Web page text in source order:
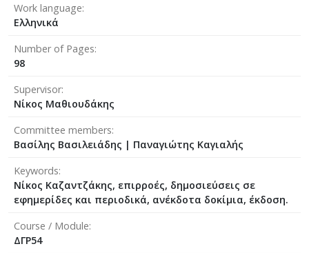
Work language
Ελληνικά
Number of Pages
98
Supervisor
Νίκος Μαθιουδάκης
Committee members
Βασίλης Βασιλειάδης | Παναγιώτης Καγιαλής
Keywords
Νίκος Καζαντζάκης, επιρροές, δημοσιεύσεις σε
εφημερίδες και περιοδικά, ανέκδοτα δοκίμια, έκδοση.
Course / Module
ΔΓΡ54